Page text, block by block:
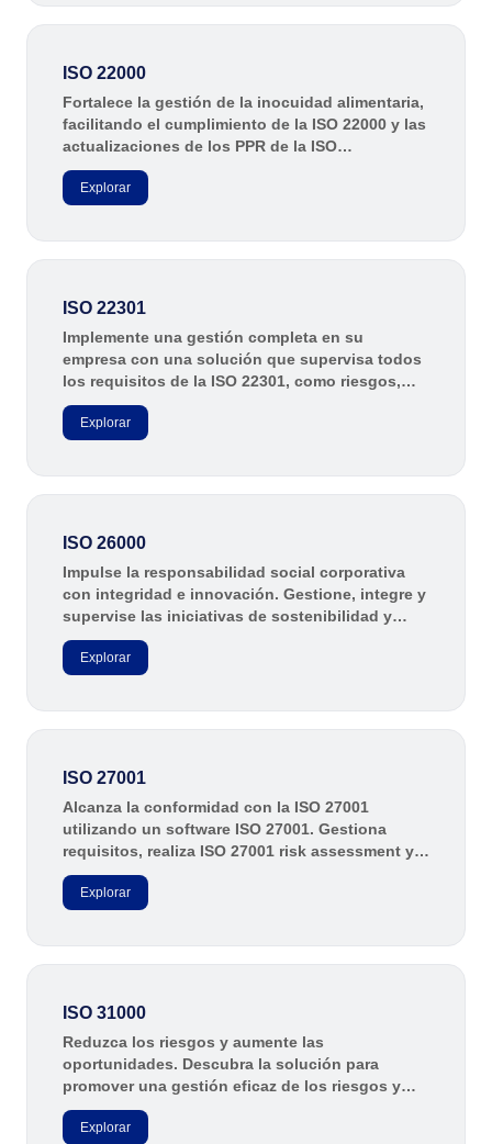
ISO 22000
Fortalece la gestión de la inocuidad alimentaria,
facilitando el cumplimiento de la ISO 22000 y las
actualizaciones de los PPR de la ISO
22002:2025. Centraliza documentos, integra
procesos y agiliza auditorías con eficiencia.
Explorar
ISO 22301
Implemente una gestión completa en su
empresa con una solución que supervisa todos
los requisitos de la ISO 22301, como riesgos,
incidentes, indicadores de desempeño y flujos
de proceso. Esté preparado para prevenir
Explorar
ISO 26000
Impulse la responsabilidad social corporativa
con integridad e innovación. Gestione, integre y
supervise las iniciativas de sostenibilidad y
ética empresarial, alineándolas con las prácticas
globales de responsabilidad social.
Explorar
ISO 27001
Alcanza la conformidad con la ISO 27001
utilizando un software ISO 27001. Gestiona
requisitos, realiza ISO 27001 risk assessment y
optimiza la respuesta a incidentes en una única
plataforma en la nube.
Explorar
ISO 31000
Reduzca los riesgos y aumente las
oportunidades. Descubra la solución para
promover una gestión eficaz de los riesgos y
demuestre responsabilidad con la continuidad
del negocio y la seguridad operativa.
Explorar